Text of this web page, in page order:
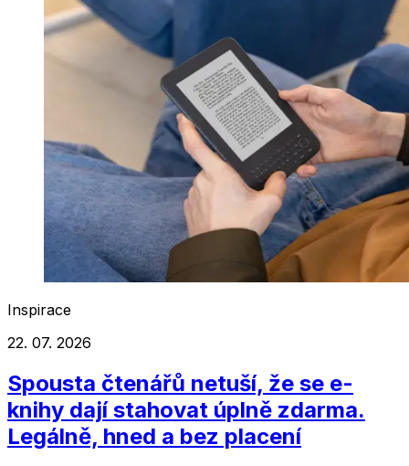
Inspirace
22. 07. 2026
Spousta čtenářů netuší, že se e-
knihy dají stahovat úplně zdarma.
Legálně, hned a bez placení